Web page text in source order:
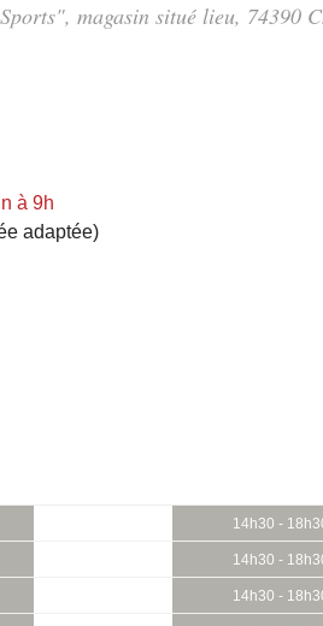
magasin situé lieu, 74390
à 9h
adaptée)
14h30 -
14h30 -
14h30 -